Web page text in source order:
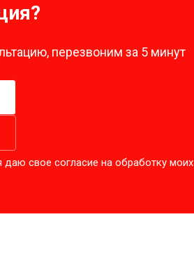
перезвоним за 5 минут
свое согласие на обработку моих